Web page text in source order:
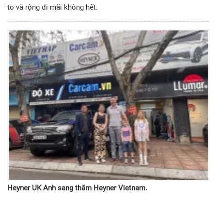
to và rộng đi mãi không hết.
Heyner UK Anh sang thăm Heyner Vietnam.